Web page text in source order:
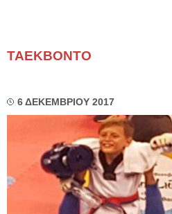
ΤΑΕΚΒΟΝΤΟ
6 ΔΕΚΕΜΒΡΙΟΥ 2017